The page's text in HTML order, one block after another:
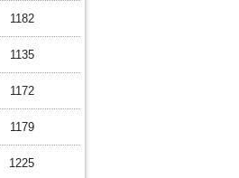
1182
1135
1172
1179
1225